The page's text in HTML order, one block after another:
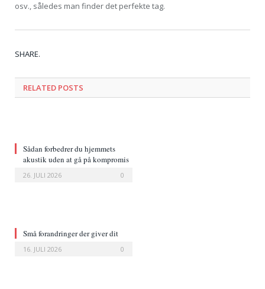
osv., således man finder det perfekte tag.
SHARE.
RELATED POSTS
Sådan forbedrer du hjemmets
akustik uden at gå på kompromis
26. JULI 2026 0
Små forandringer der giver dit
16. JULI 2026 0